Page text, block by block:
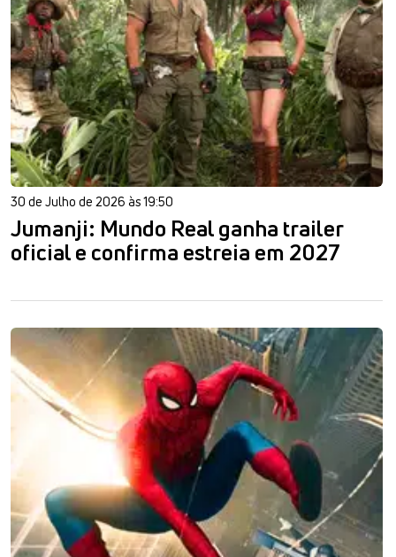
30 de Julho de 2026 às 19:50
Jumanji: Mundo Real ganha trailer
oficial e confirma estreia em 2027